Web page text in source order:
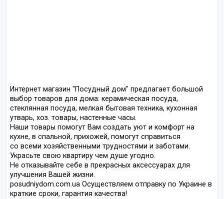
Интернет магазин "Посудный дом" предлагает большой
выбор товаров для дома: керамическая посуда,
стеклянная посуда, мелкая бытовая техника, кухонная
утварь, хоз. товары, настенные часы.
Наши товары помогут Вам создать уют и комфорт на
кухне, в спальной, прихожей, помогут справиться
со всеми хозяйственными трудностями и заботами.
Украсьте свою квартиру чем душе угодно.
Не отказывайте себе в прекрасных аксессуарах для
улучшения Вашей жизни.
posudniydom.com.ua Осуществляем отправку по Украине в
краткие сроки, гарантия качества!